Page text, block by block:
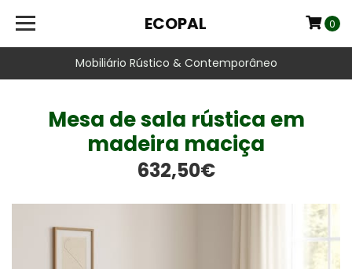
Mobiliário Rústico & Contemporâneo
ECOPAL 0
Mesa de sala rústica em
madeira maciça
632,50€